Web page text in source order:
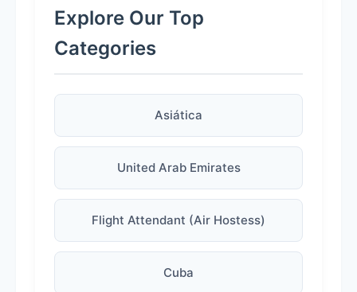
Explore Our Top
Categories
Asiática
United Arab Emirates
Flight Attendant (Air Hostess)
Cuba